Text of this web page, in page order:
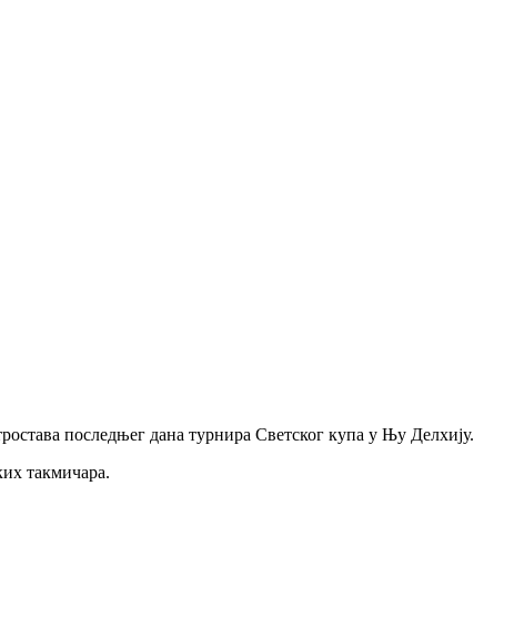
последњег дана турнира Светског купа у Њу Делхију.
такмичара.